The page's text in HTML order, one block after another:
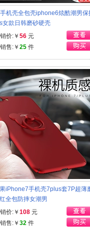
机壳全包壳iphone6炫酷潮男保
女款日韩磨砂硬壳
价:￥ 56 元
售:￥ 25 件
iPhone7手机壳7plus套7P超薄
全包防摔女潮男
价:￥ 108 元
售:￥ 32 件